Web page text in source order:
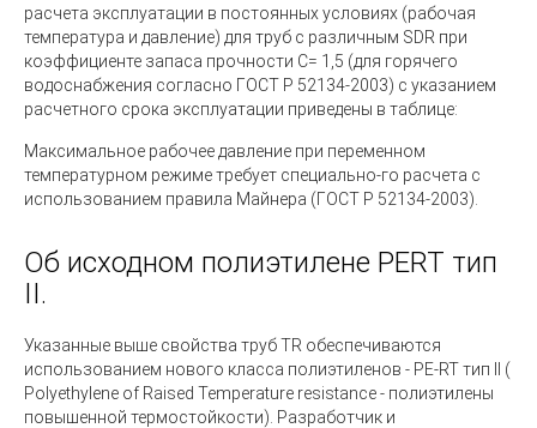
расчета эксплуатации в постоянных условиях (рабочая
температура и давление) для труб с различным SDR при
коэффициенте запаса прочности С= 1,5 (для горячего
водоснабжения согласно ГОСТ Р 52134-2003) с указанием
расчетного срока эксплуатации приведены в таблице:
Максимальное рабочее давление при переменном
температурном режиме требует специально-го расчета с
использованием правила Майнера (ГОСТ Р 52134-2003).
Об исходном полиэтилене PERT тип
II.
Указанные выше свойства труб TR обеспечиваются
использованием нового класса полиэтиленов - PE-RT тип II (
Polyethylene of Raised Temperature resistance- полиэтилены
повышенной термостойкости). Разработчик и